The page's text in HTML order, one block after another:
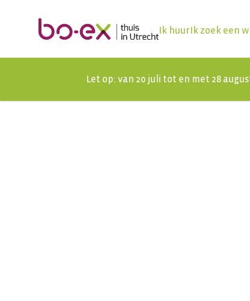
Ik huurIk zoek een
Let op: van 20 juli tot en met 28